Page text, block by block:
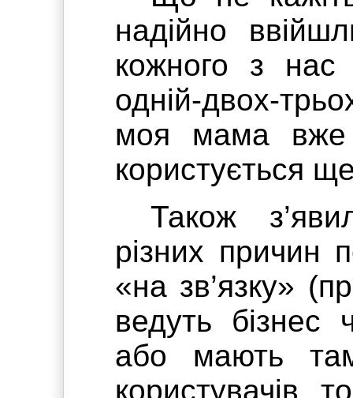
надійно
кожного з нас
одній-двох-
моя мама вже
користується
Також
різних причин
«на зв’язку»
ведуть бізнес
або мають там
користувачів,